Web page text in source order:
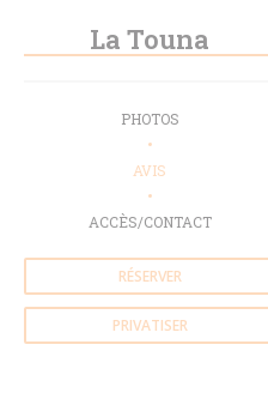
La Touna
PHOTOS
AVIS
ACCÈS/CONTACT
RÉSERVER
PRIVATISER